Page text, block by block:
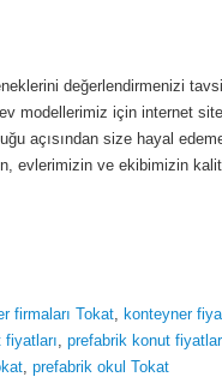
değerlendirmenizi
modellerimiz için internet
açısından size hayal
evlerimizin ve ekibimizin
firmaları Tokat, konteyner
, prefabrik konut
, prefabrik okul Tokat